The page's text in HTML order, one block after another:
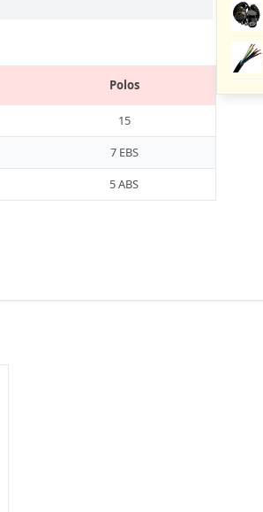
Polos
15
7 EBS
5 ABS